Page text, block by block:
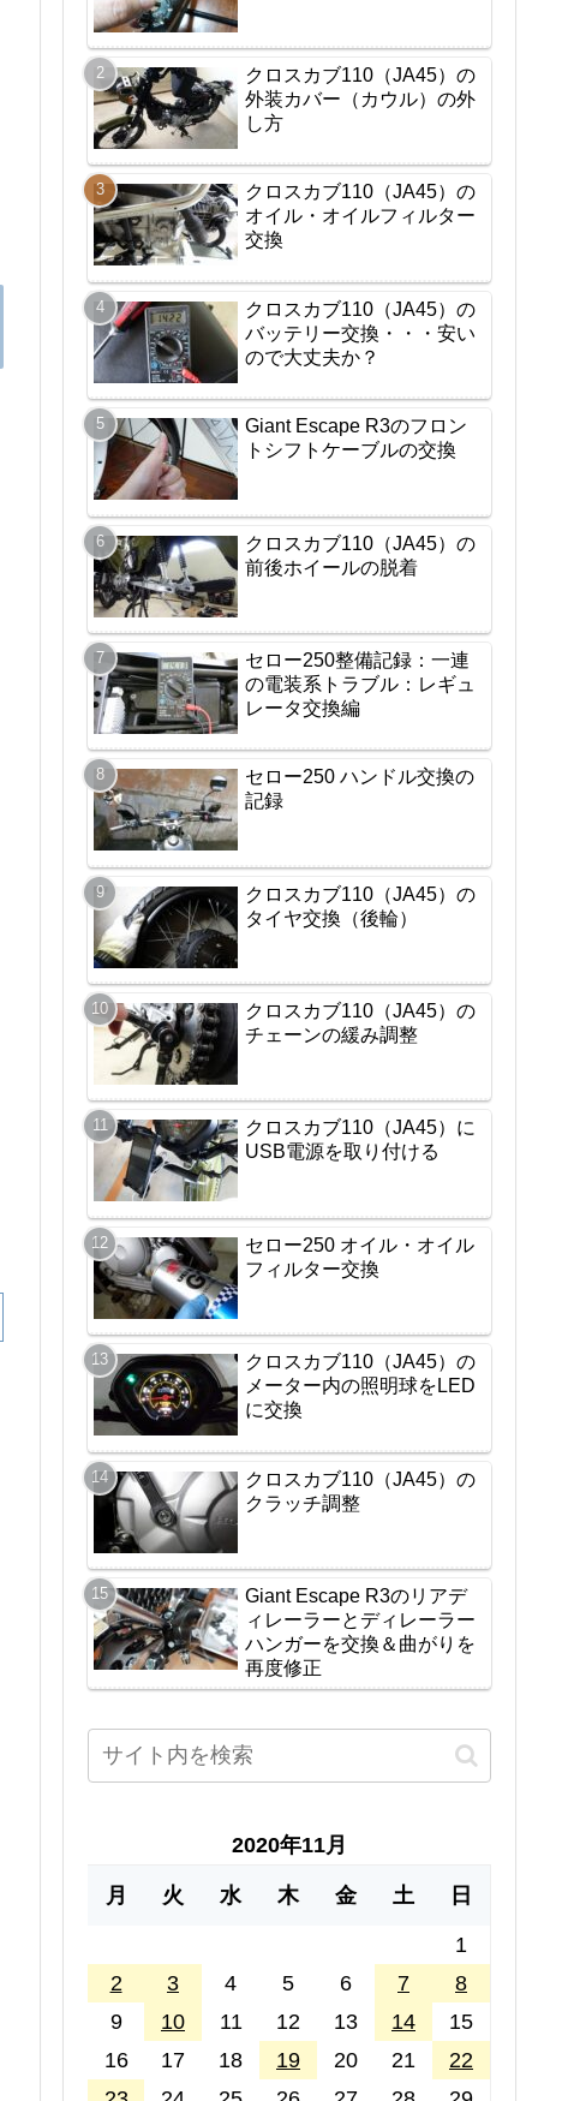
クロスカブ110（JA45）の
外装カバー（カウル）の外
し方
クロスカブ110（JA45）の
オイル・オイルフィルター
交換
クロスカブ110（JA45）の
バッテリー交換・・・安い
ので大丈夫か？
Giant Escape R3のフロン
トシフトケーブルの交換
クロスカブ110（JA45）の
前後ホイールの脱着
セロー250整備記録：一連
の電装系トラブル：レギュ
レータ交換編
セロー250 ハンドル交換の
記録
クロスカブ110（JA45）の
タイヤ交換（後輪）
クロスカブ110（JA45）の
チェーンの緩み調整
クロスカブ110（JA45）に
USB電源を取り付ける
セロー250 オイル・オイル
フィルター交換
クロスカブ110（JA45）の
メーター内の照明球をLED
に交換
クロスカブ110（JA45）の
クラッチ調整
Giant Escape R3のリアデ
ィレーラーとディレーラー
ハンガーを交換＆曲がりを
再度修正
2020年11月
月 火 水 木 金 土 日
1
2
3 4 5 6 7
8
9
10 11 12 13 14
15
16
17 18 19 20 21
22